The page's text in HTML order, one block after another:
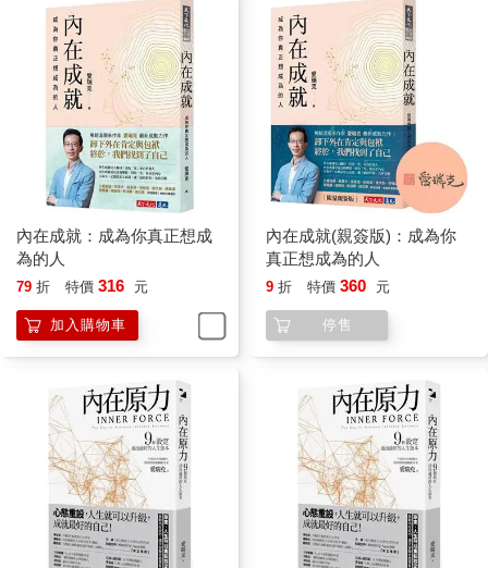
內在成就：成為你真正想成
為的人
79 折 特價 316 元
加入購物車
內在成就(親簽版)：成為你
真正想成為的人
9 折 特價 360 元
停售